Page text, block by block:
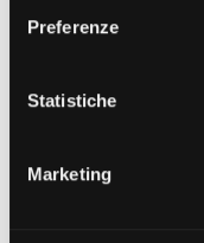
unicamente i cookie
funzionamento, puoi
Preferenze
Statistiche
Marketing
404